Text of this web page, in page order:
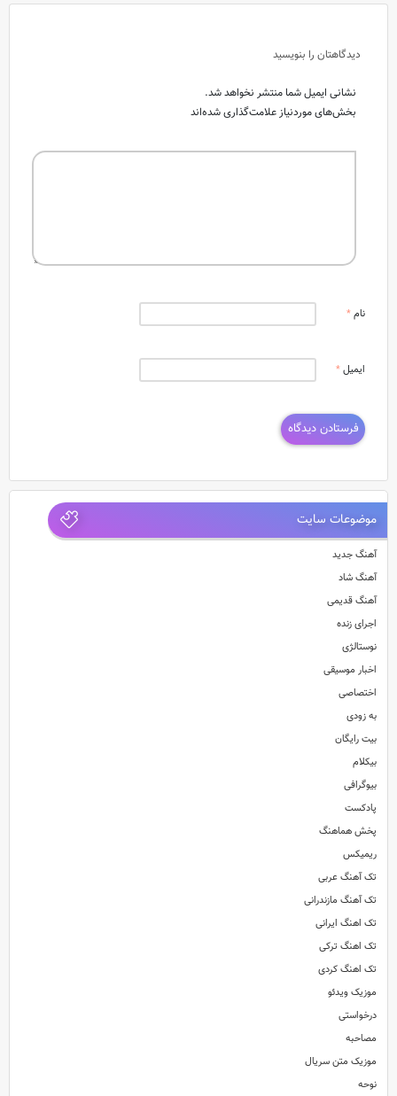
دیدگاهتان را بنویسید
نشانی ایمیل شما منتشر نخواهد شد.
بخش‌های موردنیاز علامت‌گذاری شده‌اند
نام*
ایمیل*
موضوعات سایت
آهنگ جدید
آهنگ شاد
آهنگ قدیمی
اجرای زنده
نوستالژی
اخبار موسیقی
اختصاصی
به زودی
بیت رایگان
بیکلام
بیوگرافی
پادکست
پخش هماهنگ
ریمیکس
تک آهنگ عربی
تک آهنگ مازندرانی
تک اهنگ ایرانی
تک اهنگ ترکی
تک اهنگ کردی
موزیک ویدئو
درخواستی
مصاحبه
موزیک متن سریال
نوحه